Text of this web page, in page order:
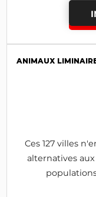
ANIMAUX
Ces 127 villes
alternatives